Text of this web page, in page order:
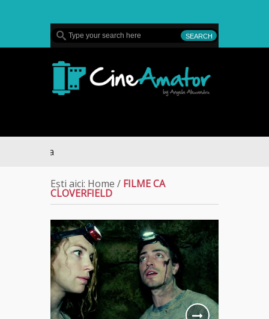
Ești aici: Home / FILME CA
CLOVERFIELD